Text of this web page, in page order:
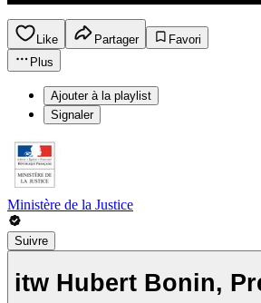
Like Partager
Favori
Plus
Ajouter à la playlist
Signaler
Ministère de la Justice
Suivre
itw Hubert Bonin,